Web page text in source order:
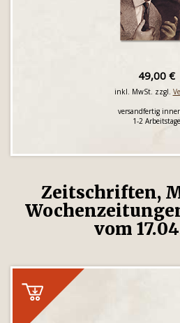
49,00 €
inkl. MwSt. zzgl.
versandfertig
1-2 Arbeitstage
Zeitschriften,
vom